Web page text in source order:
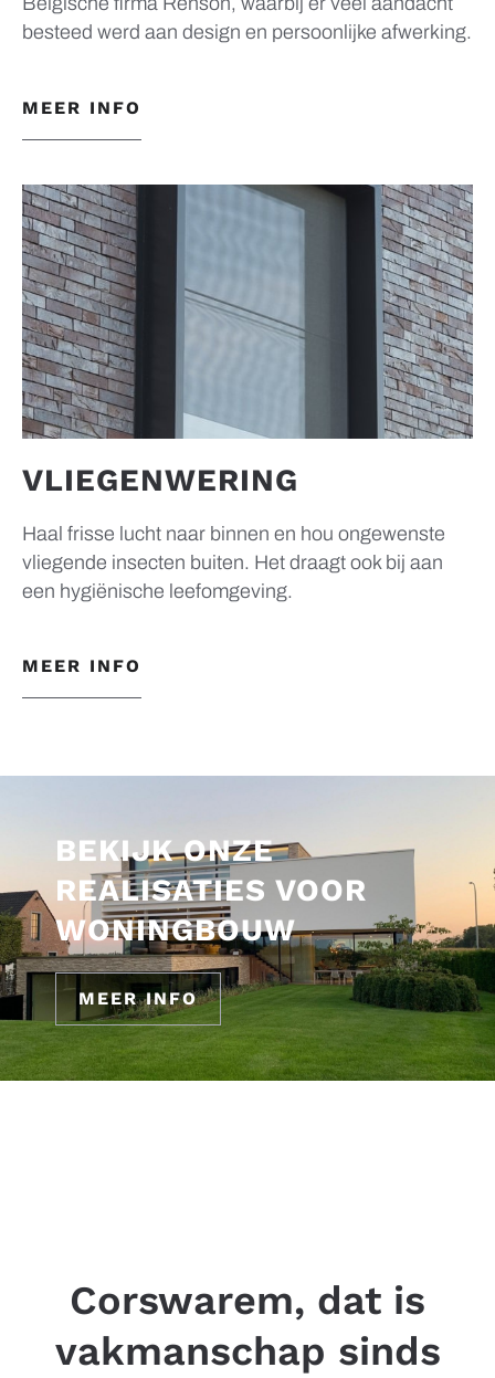
besteed werd aan design en persoonlijke afwerking.
MEER INFO
VLIEGENWERING
Haal frisse lucht naar binnen en hou ongewenste
vliegende insecten buiten. Het draagt ook bij aan
een hygiënische leefomgeving.
MEER INFO
BEKIJK ONZE
REALISATIES VOOR
WONINGBOUW
MEER INFO
Corswarem, dat is
vakmanschap sinds